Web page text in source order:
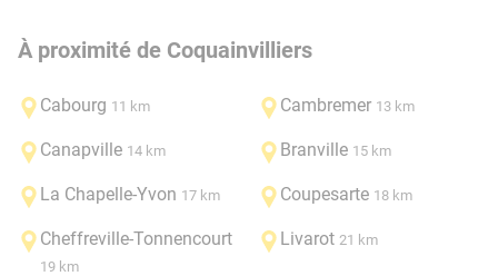
À proximité de Coquainvilliers
Cabourg 11 km Cambremer 13 km
Canapville 14 km Branville 15 km
La Chapelle-Yvon 17 km Coupesarte 18 km
Cheffreville-Tonnencourt
19 km
Livarot 21 km